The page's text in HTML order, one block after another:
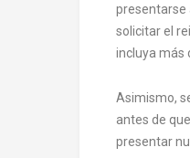
presentarse
solicitar el
incluya más
Asimismo,
antes de
presentar